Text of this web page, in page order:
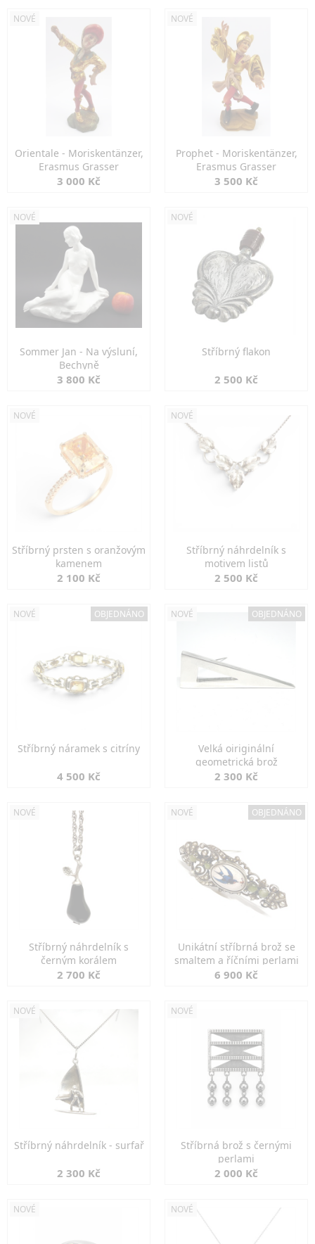
NOVÉ
Orientale - Moriskentänzer,
Erasmus Grasser
3 000 Kč
NOVÉ
Prophet - Moriskentänzer,
Erasmus Grasser
3 500 Kč
NOVÉ
Sommer Jan - Na výsluní,
Bechyně
3 800 Kč
NOVÉ
Stříbrný flakon
2 500 Kč
NOVÉ
Stříbrný prsten s oranžovým
kamenem
2 100 Kč
NOVÉ
Stříbrný náhrdelník s
motivem listů
2 500 Kč
NOVÉ OBJEDNÁNO
Stříbrný náramek s citríny
4 500 Kč
NOVÉ OBJEDNÁNO
Velká oiriginální
geometrická brož
2 300 Kč
NOVÉ
Stříbrný náhrdelník s
černým korálem
2 700 Kč
NOVÉ OBJEDNÁNO
Unikátní stříbrná brož se
smaltem a říčními perlami
6 900 Kč
NOVÉ
Stříbrný náhrdelník - surfař
2 300 Kč
NOVÉ
Stříbrná brož s černými
perlami
2 000 Kč
NOVÉ NOVÉ